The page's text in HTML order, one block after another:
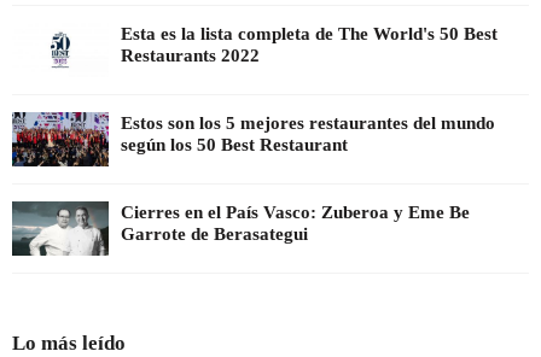
Esta es la lista completa de The World's 50 Best
Restaurants 2022
Estos son los 5 mejores restaurantes del mundo
según los 50 Best Restaurant
Cierres en el País Vasco: Zuberoa y Eme Be
Garrote de Berasategui
Lo más leído